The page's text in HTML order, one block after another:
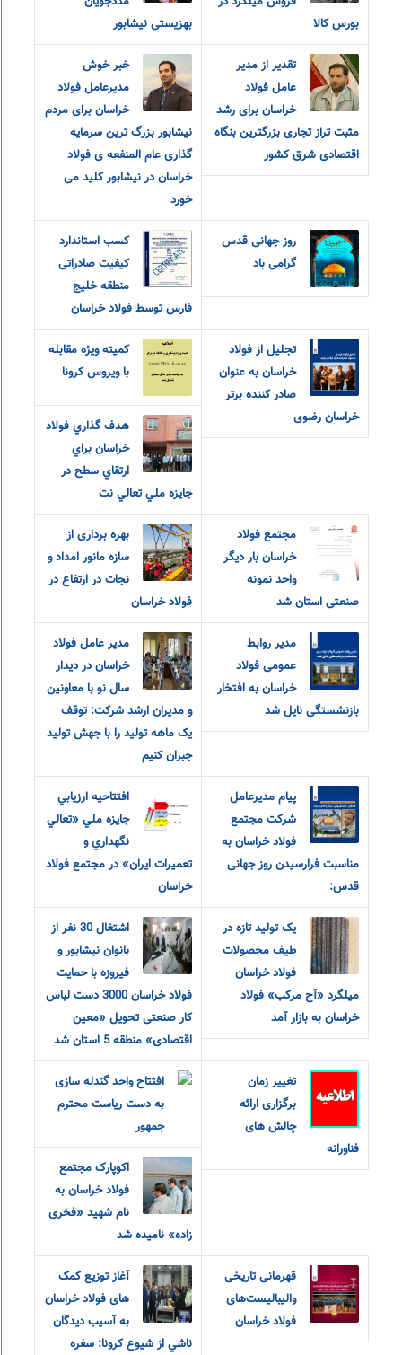
بورس کالا
بهزیستی نیشابور
تقدیر از مدیر
عامل فولاد
خراسان برای رشد
مثبت تراز تجاری بزرگترین بنگاه
اقتصادی شرق کشور
خبر خوش
مدیرعامل فولاد
خراسان برای مردم
نیشابور بزرگ ترین سرمایه
گذاری عام المنفعه ی فولاد
خراسان در نیشابور کلید می
خورد
روز جهانی قدس
گرامی باد
کسب استاندارد
کیفیت صادراتی
منطقه خلیج
فارس توسط فولاد خراسان
تجلیل از فولاد
خراسان به عنوان
صادر کننده برتر
خراسان رضوی
کمیته ویژه مقابله
با ویروس کرونا
هدف گذاري فولاد
خراسان براي
جايزه ملي تعالي نت
مجتمع فولاد
خراسان بار دیگر
واحد نمونه
صنعتی استان شد
بهره برداری از
سازه مانور امداد و
نجات در ارتفاع در
فولاد خراسان
مدیر روابط
عمومی فولاد
خراسان به افتخار
بازنشستگی نایل شد
مدير عامل فولاد
خراسان در ديدار
سال نو با معاونين
و مديران ارشد شرکت: توقف
یک ماهه تولید را با جهش تولید
جبران کنیم
پیام مدیرعامل
شرکت مجتمع
فولاد خراسان به
مناسبت فرارسیدن روز جهانی
قدس:
افتتاحيه ارزيابي
جايزه ملي «تعالي
نگهداري و
تعميرات ايران» در مجتمع فولاد
خراسان
یک تولید تازه در
طیف محصولات
فولاد خراسان
میلگرد «آج مرکب» فولاد
خراسان به بازار آمد
اشتغال 30 نفر از
بانوان نیشابور و
فیروزه با حمایت
فولاد خراسان 3000 دست لباس
کار صنعتی تحویل «معین
اقتصادی» منطقه 5 استان شد
تغییر زمان
برگزاری ارائه
چالش های
فناورانه
افتتاح واحد گندله سازی
به دست ریاست محترم
جمهور
اکوپارک مجتمع
فولاد خراسان به
نام شهید «فخری
زاده» نامیده شد
قهرمانی تاریخی
والیبالیست‌های
فولاد خراسان
آغاز توزیع کمک
های فولاد خراسان
به آسيب ديدگان
ناشي از شيوع كرونا: سفره